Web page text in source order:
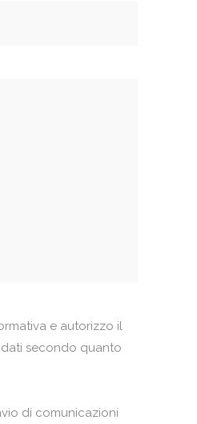
e autorizzo il
secondo quanto
di comunicazioni